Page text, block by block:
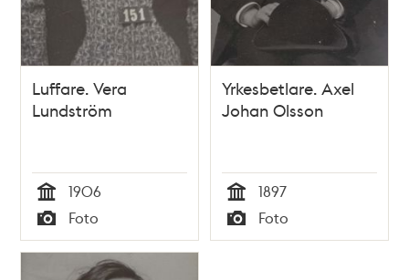
Luffare. Vera
Lundström
Tid
1906
Typ
Foto
Yrkesbetlare. Axel
Johan Olsson
Tid
1897
Typ
Foto